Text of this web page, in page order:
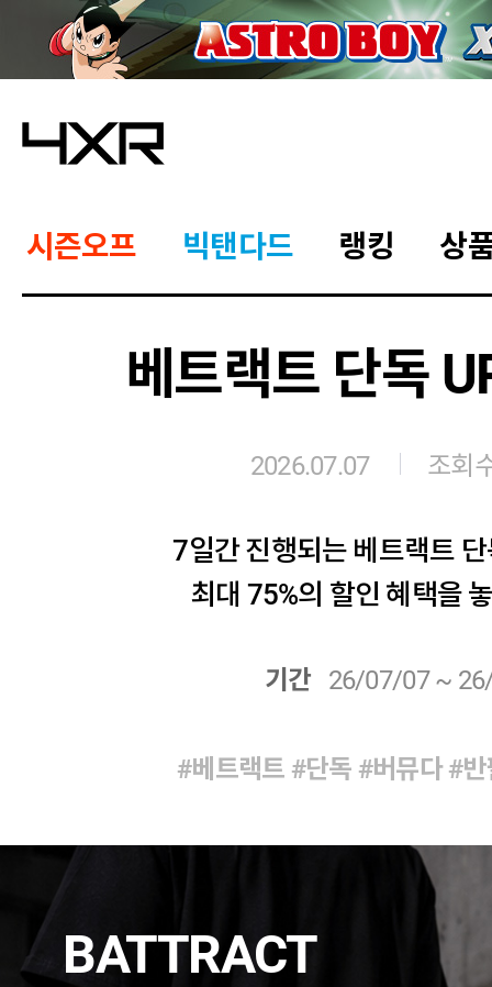
시즌오프 빅탠다드 랭킹 상
베트랙트 단독
2026.07.07 조회
7일간 진행되는 베트랙트
최대 75%의 할인 혜택을
기간 26/07/07 ~
#베트랙트 #단독 #버뮤다 #반
BATTRACT